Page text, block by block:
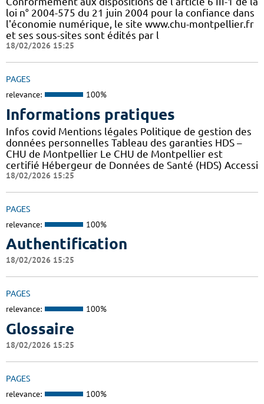
loi n° 2004-575 du 21 juin 2004 pour la confiance dans
l'économie numérique, le site www.chu-montpellier.fr
et ses sous-sites sont édités par l
18/02/2026 15:25
PAGES
relevance: 100%
Informations pratiques
Infos covid Mentions légales Politique de gestion des
données personnelles Tableau des garanties HDS –
CHU de Montpellier Le CHU de Montpellier est
certifié Hébergeur de Données de Santé (HDS) Accessi
18/02/2026 15:25
PAGES
relevance: 100%
Authentification
18/02/2026 15:25
PAGES
relevance: 100%
Glossaire
18/02/2026 15:25
PAGES
relevance: 100%